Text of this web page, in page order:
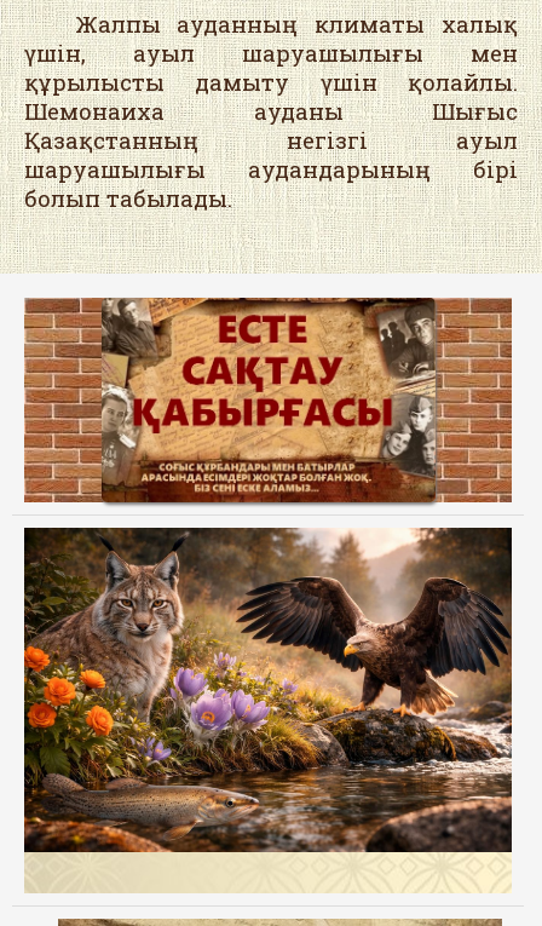
Жалпы ауданның климаты халық
үшін, ауыл шаруашылығы мен
құрылысты дамыту үшін қолайлы.
Шемонаиха ауданы Шығыс
Қазақстанның негізгі ауыл
шаруашылығы аудандарының бірі
болып табылады.